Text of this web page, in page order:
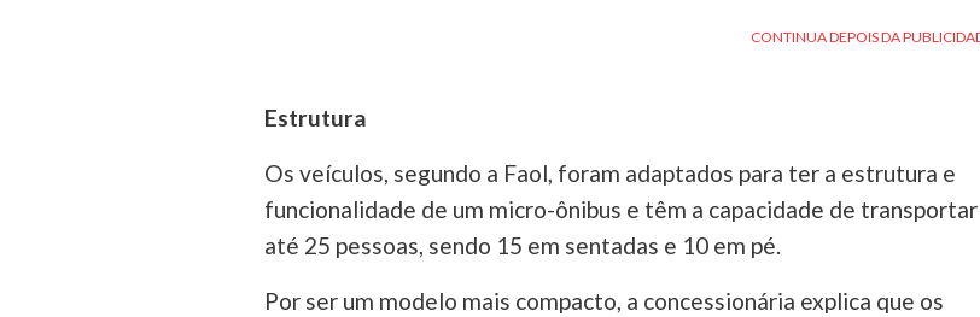
Estrutura
Os veículos, segundo a Faol, foram adaptados para ter a estrutura e
funcionalidade de um micro-ônibus e têm a capacidade de transportar
até 25 pessoas, sendo 15 em sentadas e 10 em pé.
Por ser um modelo mais compacto, a concessionária explica que os